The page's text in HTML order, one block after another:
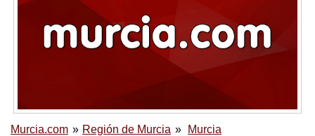
Murcia.com Región de Murcia Murcia